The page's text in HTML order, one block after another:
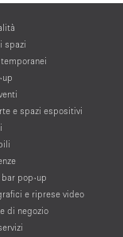
spazi
up
e spazi espositivi
pop-up
e riprese video
di negozio